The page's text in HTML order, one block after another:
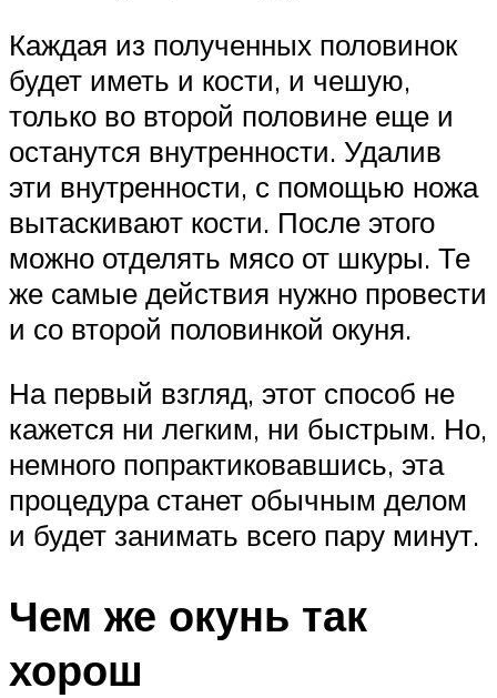
Каждая из полученных половинок
будет иметь и кости, и чешую,
только во второй половине еще и
останутся внутренности. Удалив
эти внутренности, с помощью ножа
вытаскивают кости. После этого
можно отделять мясо от шкуры. Те
же самые действия нужно провести
и со второй половинкой окуня.
На первый взгляд, этот способ не
кажется ни легким, ни быстрым. Но,
немного попрактиковавшись, эта
процедура станет обычным делом
и будет занимать всего пару минут.
Чем же окунь так
хорош